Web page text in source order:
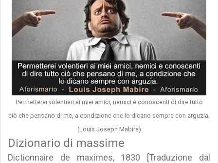
Permetterei volentieri ai miei amici, nemici e conoscenti di dire tutto
ciò che pensano di me, a condizione che lo dicano sempre con arguzia.
(Louis Joseph Mabire)
Dizionario di massime
Dictionnaire de maximes, 1830 [Traduzione dal